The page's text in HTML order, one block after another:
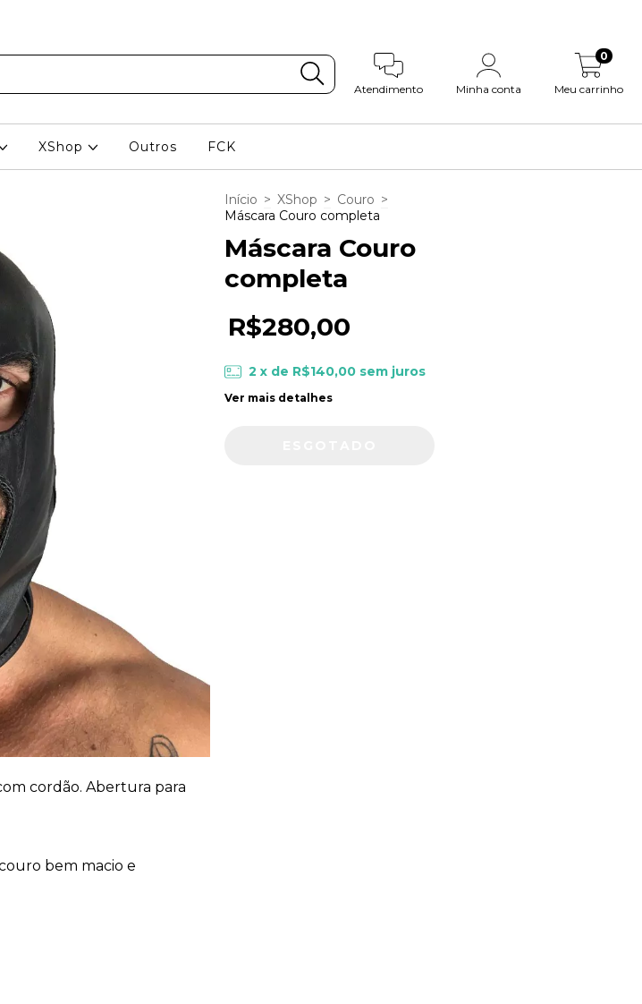
Atendimento Minha conta Meu carrinho
0
XShop Outros FCK
cordão. Abertura para
bem macio e
Início > XShop > Couro >
Máscara Couro completa
Máscara Couro
completa
R$280,00
2 x de R$140,00 sem juros
Ver mais detalhes